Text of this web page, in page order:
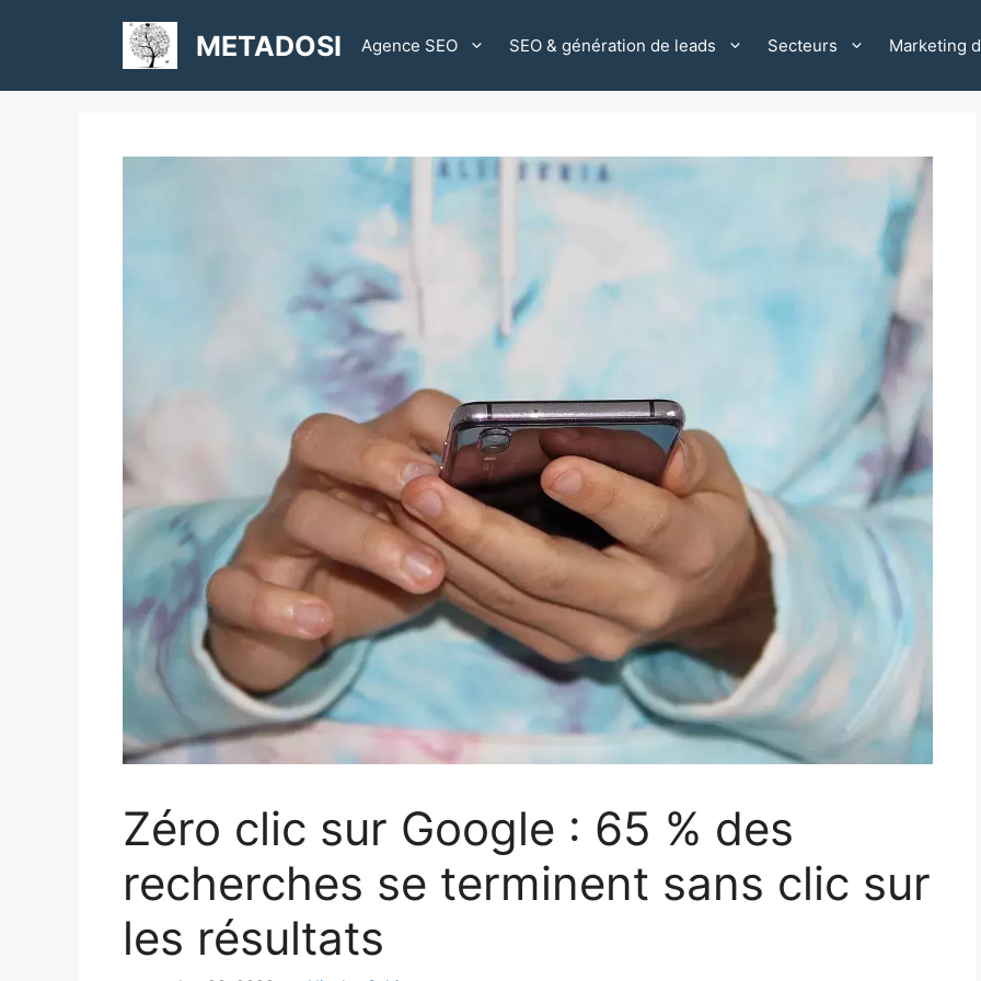
METADOSI Agence SEO SEO & génération de leads Secteurs Marketing
Zéro clic sur Google : 65 % des
recherches se terminent sans clic sur
les résultats